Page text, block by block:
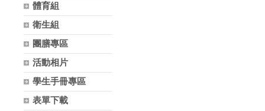
體育組
衛生組
團膳專區
活動相片
學生手冊專區
表單下載